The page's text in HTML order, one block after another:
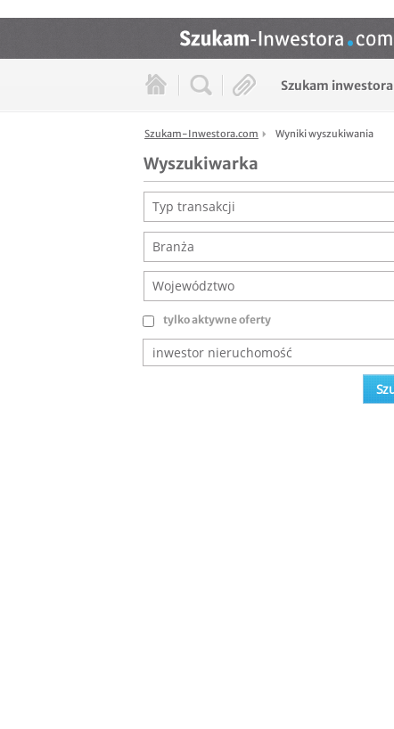
Szukam inwestora
Szukam-Inwestora.com Wyniki wyszukiwania
Wyszukiwarka
Typ transakcji
Branża
Województwo
tylko aktywne oferty